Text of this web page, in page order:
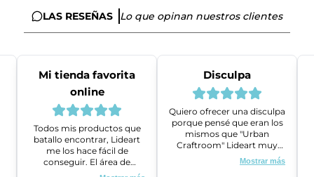
LAS RESEÑAS Lo que opinan nuestros clientes
Mi tienda favorita
online
Todos mis productos que
batallo encontrar, Lideart
me los hace fácil de
conseguir. El área de
ventas es super amable y
Disculpa
Quiero ofrecer una disculpa
porque pensé que eran los
mismos que "Urban
Craftroom" Lideart muy
amables me ayudaron a
gestionar un problema que
Mostrar más